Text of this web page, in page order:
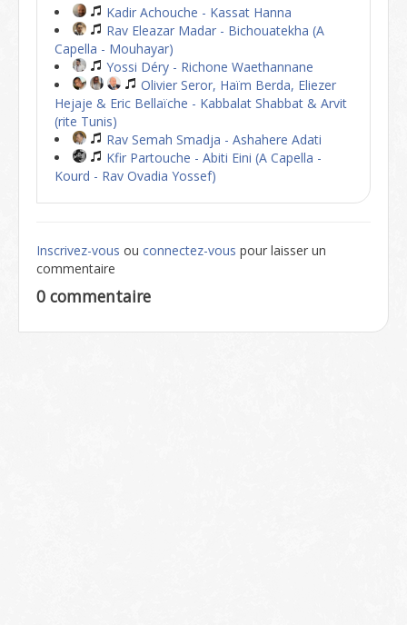
Kadir Achouche - Kassat Hanna
Rav Eleazar Madar - Bichouatekha (A
Capella - Mouhayar)
Yossi Déry - Richone Waethannane
Olivier Seror, Haïm Berda, Eliezer
Hejaje & Eric Bellaïche - Kabbalat Shabbat & Arvit
(rite Tunis)
Rav Semah Smadja - Ashahere Adati
Kfir Partouche - Abiti Eini (A Capella -
Kourd - Rav Ovadia Yossef)
Inscrivez-vous ou connectez-vous pour laisser un
commentaire
0 commentaire